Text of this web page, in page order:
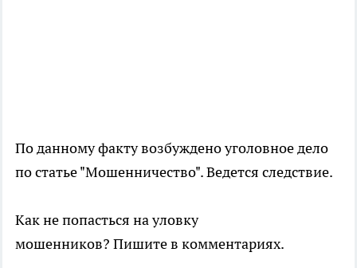
По данному факту возбуждено уголовное дело
по статье "Мошенничество". Ведется следствие.
Как не попасться на уловку
мошенников? Пишите в комментариях.